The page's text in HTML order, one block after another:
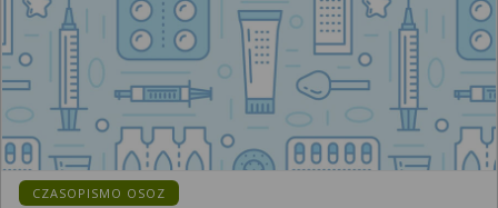
CZASOPISMO OSOZ